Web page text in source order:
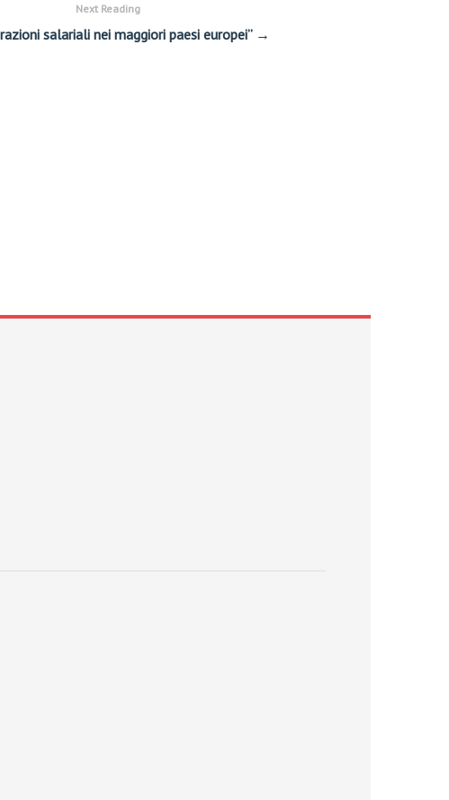
Next Reading
salariali nei maggiori paesi europei” →